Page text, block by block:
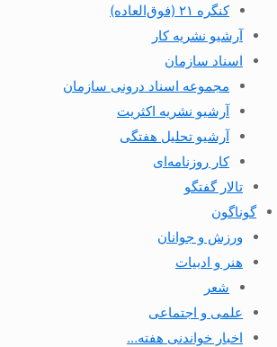
کنگره ۲۱ (فوق‌العاده)
آرشیو نشریه کار
اسناد سازمان
مجموعه اسناد درونی سازمان
آرشیو نشریه اکثریت
آرشیو تحلیل هفتگی
کار روزنامه‌ای
تالار گفتگو
گوناگون
ورزش و جوانان
هنر و ادبیات
شعر
علمی و اجتماعی
اخبار خواندنی هفته…